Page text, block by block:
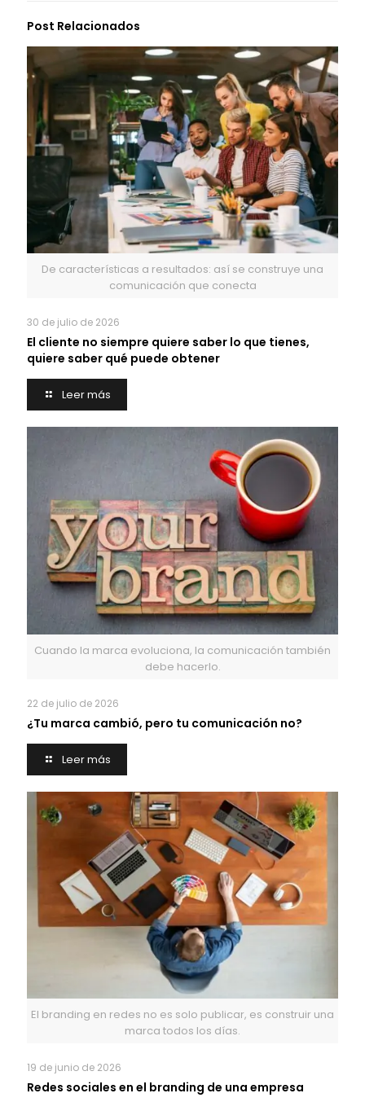
Post Relacionados
De características a resultados: así se construye una
comunicación que conecta
30 de julio de 2026
El cliente no siempre quiere saber lo que tienes,
quiere saber qué puede obtener
Leer más
Cuando la marca evoluciona, la comunicación también
debe hacerlo.
22 de julio de 2026
¿Tu marca cambió, pero tu comunicación no?
Leer más
El branding en redes no es solo publicar, es construir una
marca todos los días.
19 de junio de 2026
Redes sociales en el branding de una empresa